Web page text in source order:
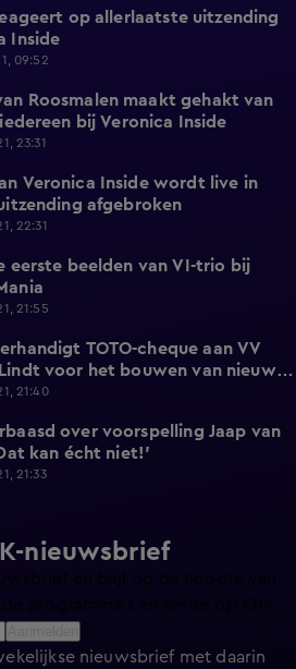
op allerlaatste uitzending
Inside
09:52
Roosmalen maakt gehakt van
bij Veronica Inside
23:31
Veronica Inside wordt live in
afgebroken
22:31
eerste beelden van VI-trio bij
21:55
TOTO-cheque aan VV
voor het bouwen van nieuwe
21:40
over voorspelling Jaap van
kan écht niet!'
21:33
nieuwsbrief
en blijf op de hoogte van
nieuwsbrief met daarin